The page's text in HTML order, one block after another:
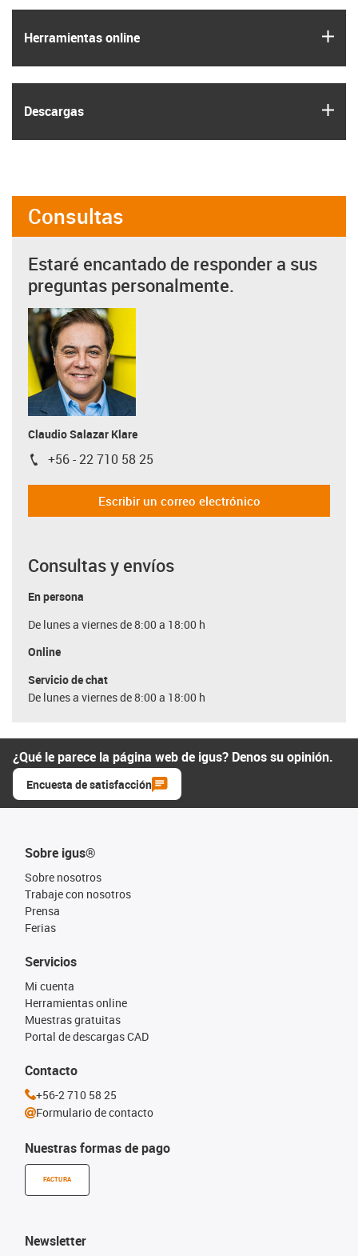
Herramientas online
Descargas
Consultas
Estaré encantado de responder a sus
preguntas personalmente.
Claudio Salazar Klare
igus-icon-phone
+56 - 22 710 58 25
Escribir un correo electrónico
Consultas y envíos
En persona
De lunes a viernes de 8:00 a 18:00 h
Online
Servicio de chat
De lunes a viernes de 8:00 a 18:00 h
¿Qué le parece la página web de igus? Denos su opinión.
Encuesta de satisfacción
Sobre igus®
Sobre nosotros
Trabaje con nosotros
Prensa
Ferias
Nuestras formas de pago
FACTURA
Servicios
Mi cuenta
Herramientas online
Muestras gratuitas
Portal de descargas CAD
Newsletter
Contacto
+56-2 710 58 25
Formulario de contacto